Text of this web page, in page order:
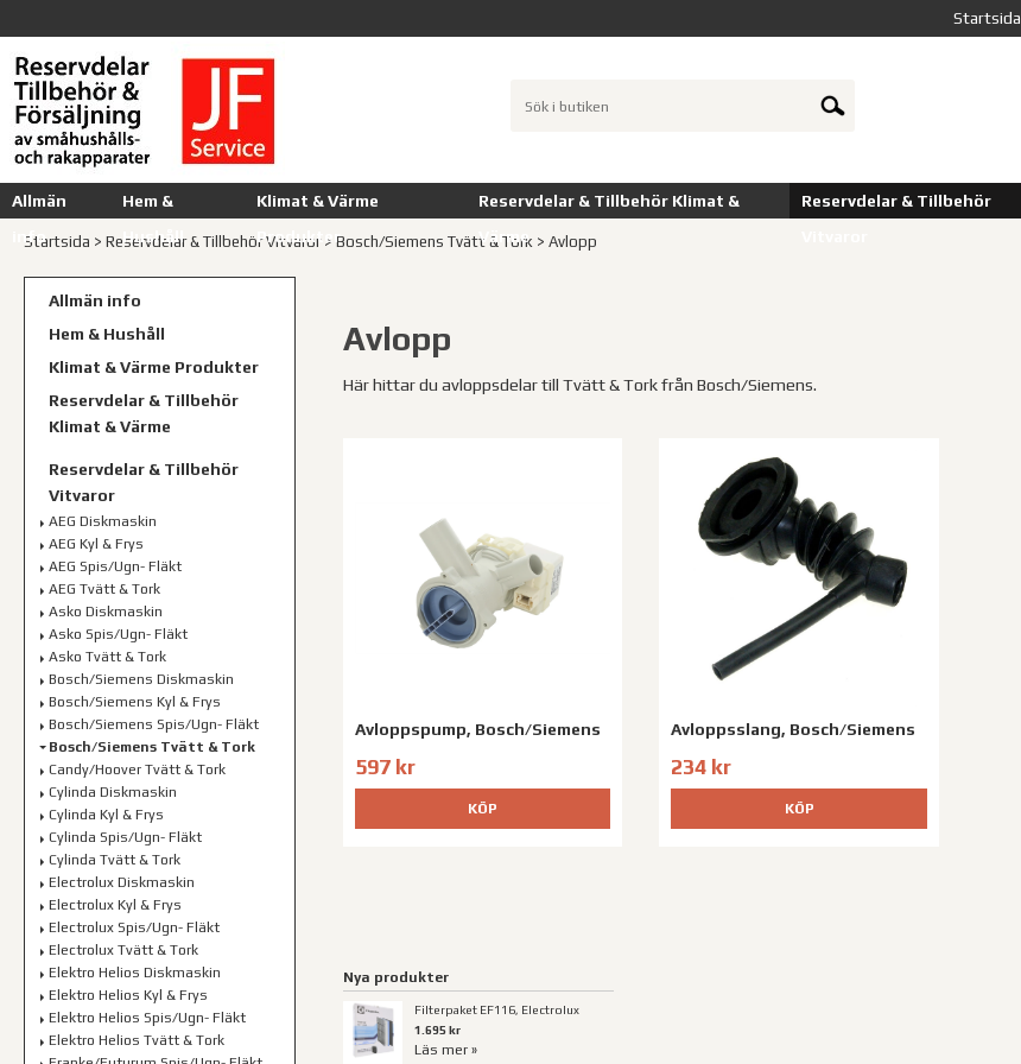
Startsida
Allmän
info
Hem &
Hushåll
Klimat & Värme
Produkter
Reservdelar & Tillbehör Klimat &
Värme
Reservdelar & Tillbehör
Startsida > Reservdelar & Tillbehör Vitvaror> Bosch/Siemens Tvätt & Tork > Avlopp
Allmän info
Hem & Hushåll
Klimat & Värme Produkter
Reservdelar & Tillbehör
Klimat & Värme
Reservdelar & Tillbehör
Vitvaror
AEG Diskmaskin
AEG Kyl & Frys
AEG Spis/Ugn- Fläkt
AEG Tvätt & Tork
Asko Diskmaskin
Asko Spis/Ugn- Fläkt
Asko Tvätt & Tork
Bosch/Siemens Diskmaskin
Bosch/Siemens Kyl & Frys
Bosch/Siemens Spis/Ugn- Fläkt
Bosch/Siemens Tvätt & Tork
Candy/Hoover Tvätt & Tork
Cylinda Diskmaskin
Cylinda Kyl & Frys
Cylinda Spis/Ugn- Fläkt
Cylinda Tvätt & Tork
Electrolux Diskmaskin
Electrolux Kyl & Frys
Electrolux Spis/Ugn- Fläkt
Electrolux Tvätt & Tork
Elektro Helios Diskmaskin
Elektro Helios Kyl & Frys
Elektro Helios Spis/Ugn- Fläkt
Elektro Helios Tvätt & Tork
Avlopp
Här hittar du avloppsdelar till Tvätt & Tork från Bosch/Siemens.
Avloppspump, Bosch/Siemens
597 kr
KÖP
Avloppsslang, Bosch/Siemens
234 kr
KÖP
Nya produkter
Filterpaket EF116, Electrolux
1.695 kr
Läs mer »